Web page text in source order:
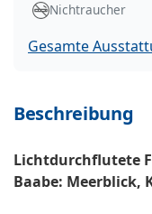
Nichtraucher
Gesamte
Beschreibung
Lichtdurchflutete
Baabe: Meerblick,